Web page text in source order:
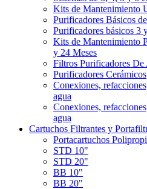
Kits de Mantenimiento
Purificadores Básicos
Purificadores básicos 3
Kits de Mantenimiento
y 24 Meses
Filtros Purificadores De
Purificadores Cerámicos
Conexiones,
agua
Conexiones,
agua
Cartuchos Filtrantes y
Portacartuchos
STD 10"
STD 20"
BB 10"
BB 20"